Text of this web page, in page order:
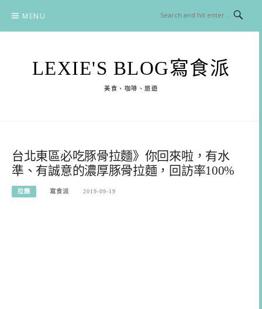
content
MENU
LEXIE'S BLOG寫食派
美食、咖啡、旅遊
台北東區必吃豚骨拉麵》你回來啦，有水
準、有誠意的濃厚豚骨拉麵，回訪率100%
拉麵 寫食派 2019-09-19